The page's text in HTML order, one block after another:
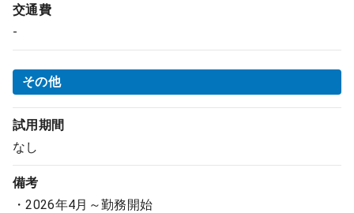
交通費
-
その他
試用期間
なし
備考
・2026年4月～勤務開始